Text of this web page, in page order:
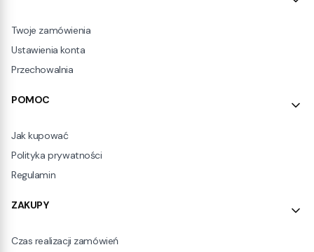
Twoje zamówienia
Ustawienia konta
Przechowalnia
POMOC
Jak kupować
Polityka prywatności
Regulamin
ZAKUPY
Czas realizacji zamówień